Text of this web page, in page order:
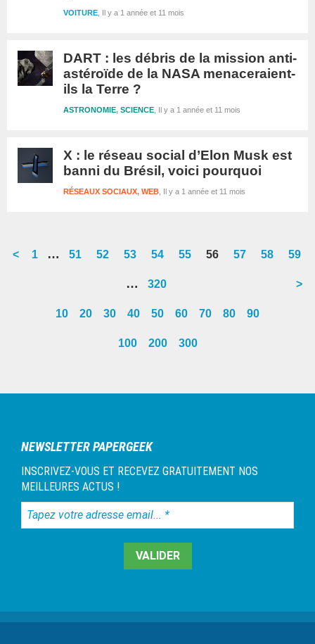
Il y a 1 année et 11 mois
VOITURE
DART : les débris de la mission anti-
astéroïde de la NASA menaceraient-
ils la Terre ?
Il y a 1 année et 11 mois
ASTRONOMIE, SCIENCE
X : le réseau social d’Elon Musk est
banni du Brésil, voici pourquoi
Il y a 1 année et 11 mois
RÉSEAUX SOCIAUX, WEB
<
Go
1
Interim
…
Go
51
Go
52
Go
page
53
Go
page
54
Go
55
Go
56
Go
57
Go
58
Go
page
59
Interim
omitted
…
Go
page
320 >
10 20 30 40 50 60 70 80 90
100 200 300
latérale
NEWSLETTER PAPERGEEK
INSCRIVEZ-VOUS ET RECEVEZ GRATUITEMENT NOS
MEILLEURES ACTUS !
Tapez
votre